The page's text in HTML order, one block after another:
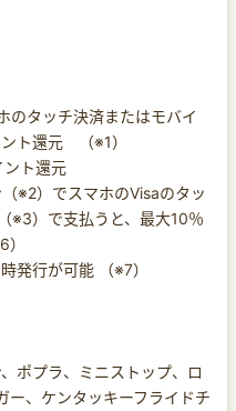
のタッチ決済またはモバイ
ト還元 （※1）
ト還元
※2）でスマホのVisaのタッ
※3）で支払うと、最大10％
発行が可能 （※7）
ポプラ、ミニストップ、ロ
ー、ケンタッキーフライドチ